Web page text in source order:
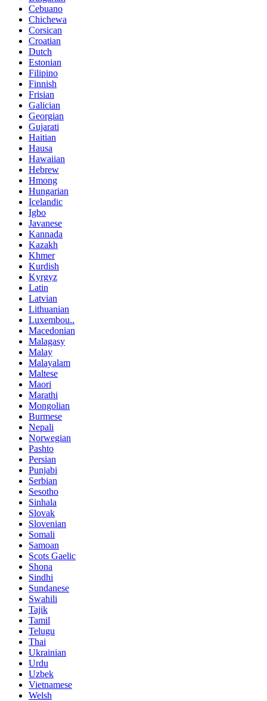
Cebuano
Chichewa
Corsican
Croatian
Dutch
Estonian
Filipino
Finnish
Frisian
Galician
Georgian
Gujarati
Haitian
Hausa
Hawaiian
Hebrew
Hmong
Hungarian
Icelandic
Igbo
Javanese
Kannada
Kazakh
Khmer
Kurdish
Kyrgyz
Latin
Latvian
Lithuanian
Luxembou..
Macedonian
Malagasy
Malay
Malayalam
Maltese
Maori
Marathi
Mongolian
Burmese
Nepali
Norwegian
Pashto
Persian
Punjabi
Serbian
Sesotho
Sinhala
Slovak
Slovenian
Somali
Samoan
Scots Gaelic
Shona
Sindhi
Sundanese
Swahili
Tajik
Tamil
Telugu
Thai
Ukrainian
Urdu
Uzbek
Vietnamese
Welsh